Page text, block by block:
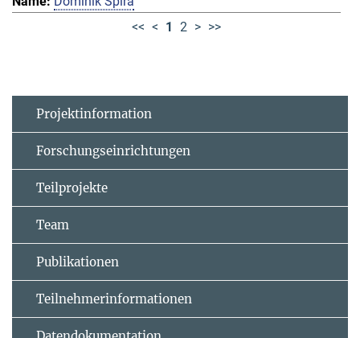
<< < 1 2 > >>
Projektinformation
Forschungseinrichtungen
Teilprojekte
Team
Publikationen
Teilnehmerinformationen